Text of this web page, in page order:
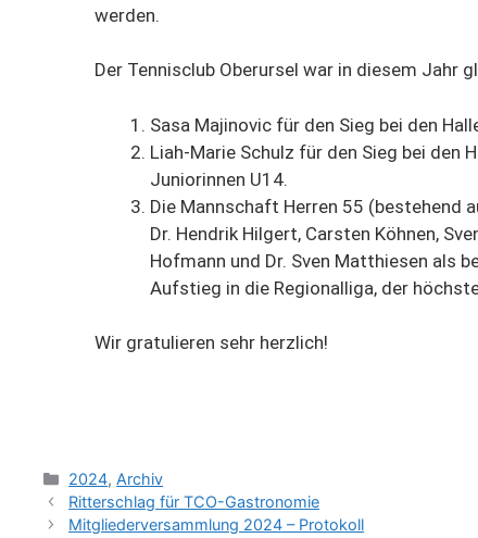
werden.
Der Tennisclub Oberursel war in diesem Jahr
Sasa Majinovic für den Sieg bei den
Liah-Marie Schulz für den Sieg bei
Juniorinnen U14.
Die Mannschaft Herren 55 (bestehend
Dr. Hendrik Hilgert, Carsten Köhnen,
Hofmann und Dr. Sven Matthiesen als
Aufstieg in die Regionalliga, der
Wir gratulieren sehr herzlich!
2024, Archiv
Ritterschlag für TCO-Gastronomie
Mitgliederversammlung 2024 – Protokoll